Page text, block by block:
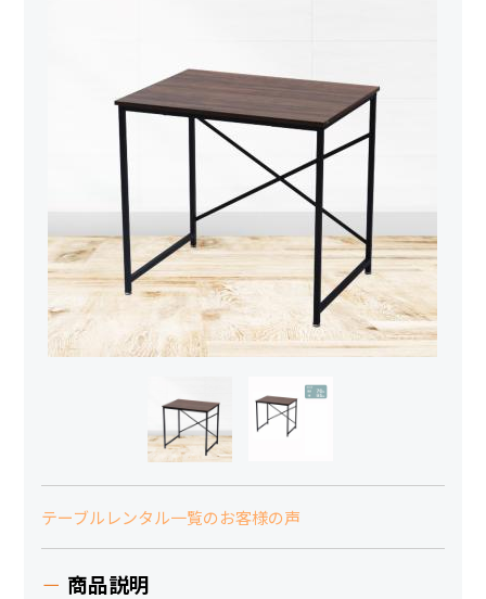
テーブルレンタル一覧のお客様の声
商品説明